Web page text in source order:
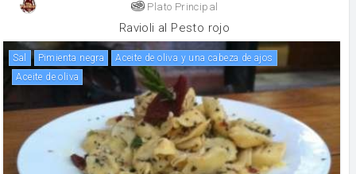
Plato Principal
Ravioli al Pesto rojo
sal pimienta negra
Aceite de oliva y una cabeza de ajos
aceite de oliva